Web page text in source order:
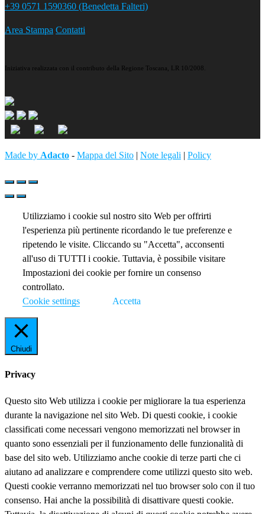
+39 0571 1590360 (Benedetta Falteri)
Area Stampa Contatti
Iniziativa realizzata con il contributo della Regione Toscana, LR 10/2008.
Made by Adacto - Mappa del Sito | Note legali | Policy
Utilizziamo i cookie sul nostro sito Web per offrirti
l'esperienza più pertinente ricordando le tue preferenze e
ripetendo le visite. Cliccando su "Accetta", acconsenti
all'uso di TUTTI i cookie. Tuttavia, è possibile visitare
Impostazioni dei cookie per fornire un consenso
controllato.
Cookie settings
Accetta
Chiudi
Privacy
Questo sito Web utilizza i cookie per migliorare la tua esperienza
durante la navigazione nel sito Web. Di questi cookie, i cookie
classificati come necessari vengono memorizzati nel browser in
quanto sono essenziali per il funzionamento delle funzionalità di
base del sito web. Utilizziamo anche cookie di terze parti che ci
aiutano ad analizzare e comprendere come utilizzi questo sito web.
Questi cookie verranno memorizzati nel tuo browser solo con il tuo
consenso. Hai anche la possibilità di disattivare questi cookie.